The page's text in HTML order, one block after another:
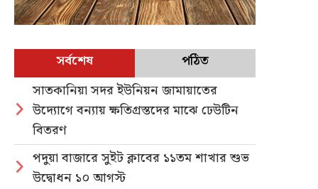
সর্বশেষ
পঠিত
সাতকানিয়া সদর ইউনিয়ন জামায়াতের
উদ্যোগে বন্যায় ক্ষতিগ্রস্তদের মাঝে ঢেউটিন
বিতরণ
পদুয়া বাজারে সুইট ক্লাবের ১১তম শাখার শুভ
উদ্বোধন ১০ আগস্ট